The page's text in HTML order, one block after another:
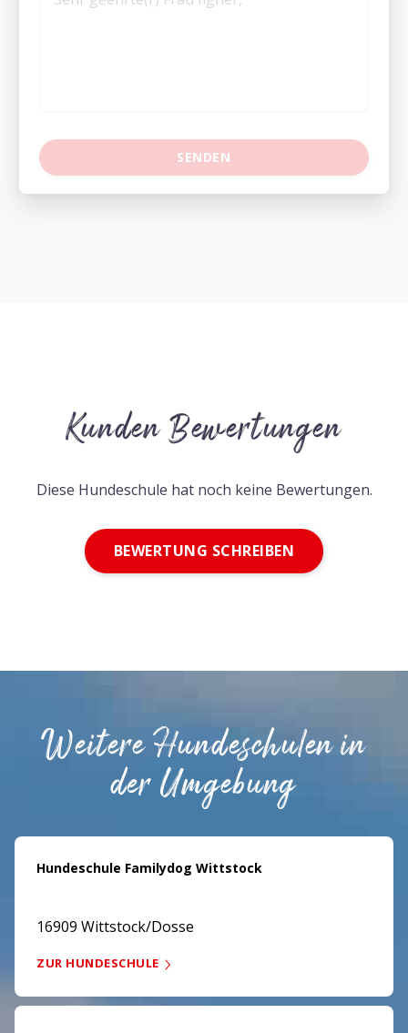
Kunden Bewertungen
Diese Hundeschule hat noch keine Bewertungen.
BEWERTUNG SCHREIBEN
Weitere Hundeschulen in
der Umgebung
Hundeschule Familydog Wittstock
16909 Wittstock/Dosse
ZUR HUNDESCHULE